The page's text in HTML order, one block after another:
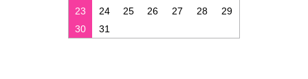
23
24 25 26 27 28
29
30
31